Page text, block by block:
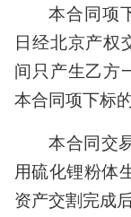
本合同项
日经北京产权
间只产生乙方
本合同项下标的
本合同交
用硫化锂粉体
资产交割完成